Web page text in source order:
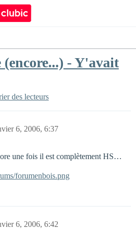
- Y'avait
des lecteurs
6, 2006, 6:37
une fois il est complètement HS…
forumenbois.png
6, 2006, 6:42